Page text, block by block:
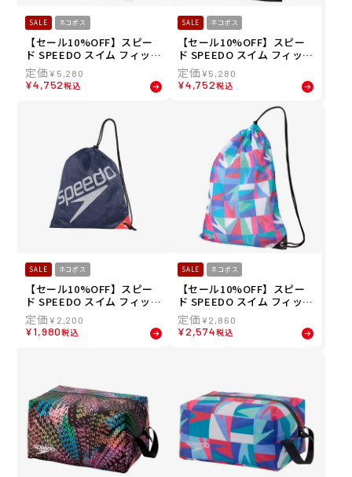
SALE ネコポス
【セール10%OFF】スピー
ド SPEEDO スイム フィット
ネス 競泳 鞄 バッグ ポーチ
エスピー ポケット メッシュ
バッグ SP PK MESH BAG S
¥ 5,280
¥4,752税込
SALE ネコポス
【セール10%OFF】スピー
ド SPEEDO スイム フィット
ネス 競泳 鞄 バッグ ポーチ
エスピー ポケット メッシュ
バッグ SP PK MESH BAG S
¥5,280
¥4,752税込
SALE ネコポス
【セール10%OFF】スピー
ド SPEEDO スイム フィット
ネス 競泳 鞄 バッグ ポーチ
メッシュ バッグ (M) SD96B
07-DS
¥ 2,200
¥1,980税込
SALE ネコポス
【セール10%OFF】スピー
ド SPEEDO スイム フィット
ネス 競泳 鞄 バッグ ポーチ
ノベルティーメッシュバッ
グ エム SE22608-RE
¥2,860
¥2,574税込